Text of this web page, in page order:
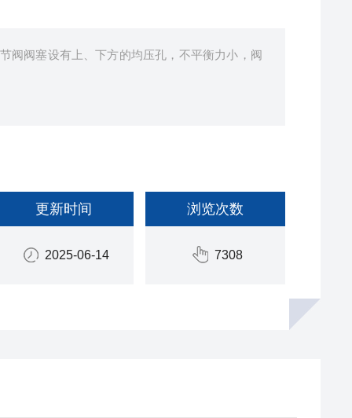
阀阀塞设有上、下方的均压孔，不平衡力小，阀
更新时间
2025-06-14
浏览次数
7308